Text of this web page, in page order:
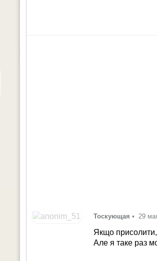
Тоскующая • 29
Якщо присолити,
Але я таке раз